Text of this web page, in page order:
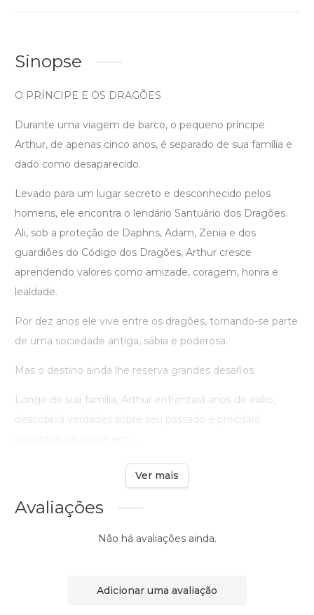
Sinopse
O PRÍNCIPE E OS DRAGÕES
Durante uma viagem de barco, o pequeno príncipe
Arthur, de apenas cinco anos, é separado de sua família e
dado como desaparecido.
Levado para um lugar secreto e desconhecido pelos
homens, ele encontra o lendário Santuário dos Dragões.
Ali, sob a proteção de Daphns, Adam, Zenia e dos
guardiões do Código dos Dragões, Arthur cresce
aprendendo valores como amizade, coragem, honra e
lealdade.
Por dez anos ele vive entre os dragões, tornando-se parte
de uma sociedade antiga, sábia e poderosa.
Mas o destino ainda lhe reserva grandes desafios.
Longe de sua família, Arthur enfrentará anos de exílio,
descobrirá verdades sobre seu passado e precisará
Ver mais
Avaliações
Não há avaliações ainda.
Adicionar uma avaliação